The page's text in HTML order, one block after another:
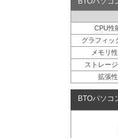
CPU性
グラフィッ
メモリ
ストレー
拡張性
BTOパソコ